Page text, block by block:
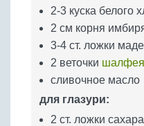
2-3 куска белого
2 см корня
3-4 ст. ложки
2 веточки шалфея
сливочное масло
для глазури:
2 ст. ложки сахара